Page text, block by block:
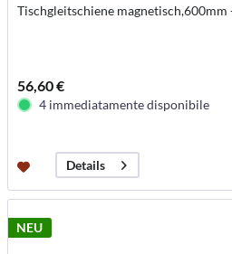
Tischgleitschiene
56,60 €
4 immediatamente disponibile
Details
NEU